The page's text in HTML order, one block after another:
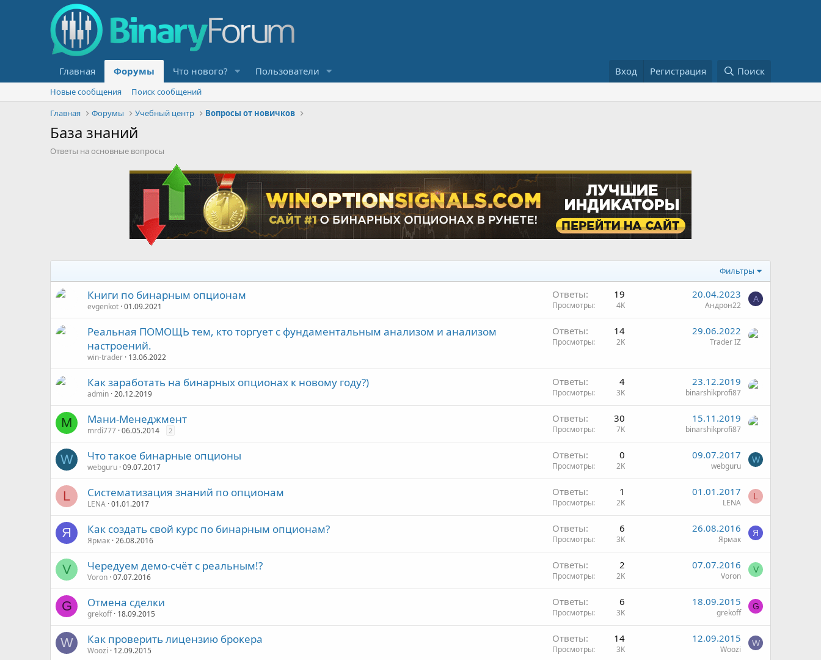
Главная Форумы Что нового? Пользователи Вход Регистрация Поиск
Новые сообщения
Поиск сообщений
Главная
Форумы Учебный центр Вопросы от новичков
База знаний
Ответы на основные вопросы
Фильтры
Книги по бинарным опционам
evgenkot 01.09.2021
Ответы 19
Просмотры 4K
20.04.2023
Андрон22
А
Реальная ПОМОЩЬ тем, кто торгует с фундаментальным анализом и анализом
настроений.
win-trader 13.06.2022
Ответы 14
Просмотры 2K
29.06.2022
Trader IZ
Как заработать на бинарных опционах к новому году?)
admin 20.12.2019
Ответы 4
Просмотры 3K
23.12.2019
binarshikprofi87
M Мани-Менеджмент
mrdi777 06.05.2014 2
Ответы 30
Просмотры 7K
15.11.2019
binarshikprofi87
W Что такое бинарные опционы
webguru 09.07.2017
Ответы 0
Просмотры 2K
09.07.2017
webguru
W
L Систематизация знаний по опционам
LENA 01.01.2017
Ответы 1
Просмотры 2K
01.01.2017
LENA
L
Я Как создать свой курс по бинарным опционам?
Ярмак 26.08.2016
Ответы 6
Просмотры 3K
26.08.2016
Ярмак
Я
V Чередуем демо-счёт с реальным!?
Voron 07.07.2016
Ответы 2
Просмотры 2K
07.07.2016
Voron
V
G Отмена сделки
grekoff 18.09.2015
Ответы 6
Просмотры 3K
18.09.2015
grekoff
G
W Как проверить лицензию брокера
Woozi 12.09.2015
Ответы 14
Просмотры 3K
12.09.2015
Woozi
W